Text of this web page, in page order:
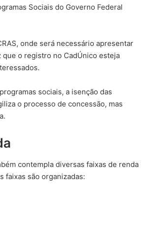
Sociais do Governo Federal
onde será necessário apresentar
o registro no CadÚnico esteja
sociais, a isenção das
o processo de concessão, mas
contempla diversas faixas de renda
faixas são organizadas: